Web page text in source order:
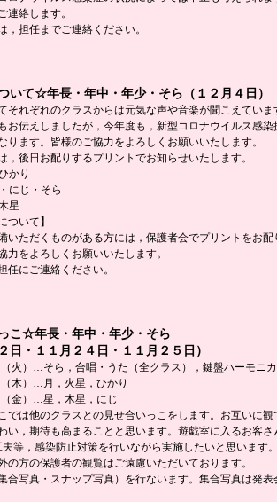
絡します。
，担任までご連絡ください。
いて☆年長・年中・年少・そら（１２月４日）
それぞれのクラスからは元気な声や音楽が聞こえていま
お伝えしましたが，今年度も，新型コロナウイルス感染
ます。皆様のご協力をよろしくお願いいたします。
後日お配りするプリントでお知らせいたします。
かり
にじ・そら
星
ついて】
いただくものがある方には，保護者会でプリントをお配
をよろしくお願いいたします。
任にご連絡ください。
こ☆年長・年中・年少・そら
日・１１月２４日・１１月２５日）
（火）…そら，合唱・うた（全クラス），鍵盤ハーモニカ
（木）…月，火星，ひかり
（金）…星，木星，にじ
では他のクラスとの見せ合いっこをします。お互いに
，期待も高まることと思います。遊戯室に入るお客さ
の工夫等，感染防止対策を行いながら実施したいと思います
の方の保護者の観覧はご遠慮いただいております。
合写真・スナップ写真）を行ないます。集合写真は発